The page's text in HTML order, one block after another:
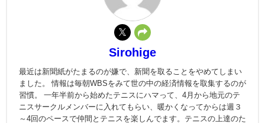
Sirohige
最近は新聞紙がたまるのが嫌で、新聞を取ることをやめてしまい
ました。 情報は毎朝WBSをみて世の中の経済情報を取集するのが
習慣。 一年半前から始めたテニスにハマって、4月から地元のテ
ニスサークルメンバーに入れてもらい、暖かくなってからは週３
～4回のペースで仲間とテニスを楽しんでます。テニスの上達のた